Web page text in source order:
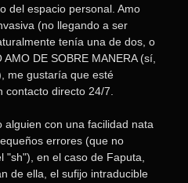
del espacio personal. Amo
(no llegando a ser
tenía una de dos, o
DE SOBRE MANERA (sí,
me gustaría que esté
directo 24/7.
alguien con una facilidad nata
errores (que no
"sh"), en el caso de Faputa,
de ella, el sufijo intraducible